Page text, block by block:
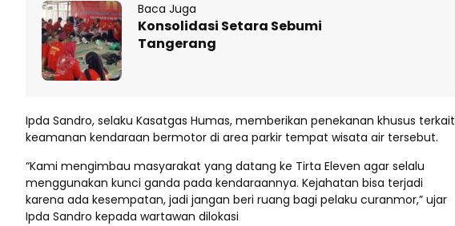
Baca Juga
Konsolidasi Setara Sebumi
Tangerang
Ipda Sandro, selaku Kasatgas Humas, memberikan penekanan khusus terkait
keamanan kendaraan bermotor di area parkir tempat wisata air tersebut.
“Kami mengimbau masyarakat yang datang ke Tirta Eleven agar selalu
menggunakan kunci ganda pada kendaraannya. Kejahatan bisa terjadi
karena ada kesempatan, jadi jangan beri ruang bagi pelaku curanmor,” ujar
Ipda Sandro kepada wartawan dilokasi